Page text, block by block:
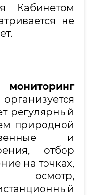
Кабинетом
не
регулярный
природной
и
отбор
на точках,
осмотр,